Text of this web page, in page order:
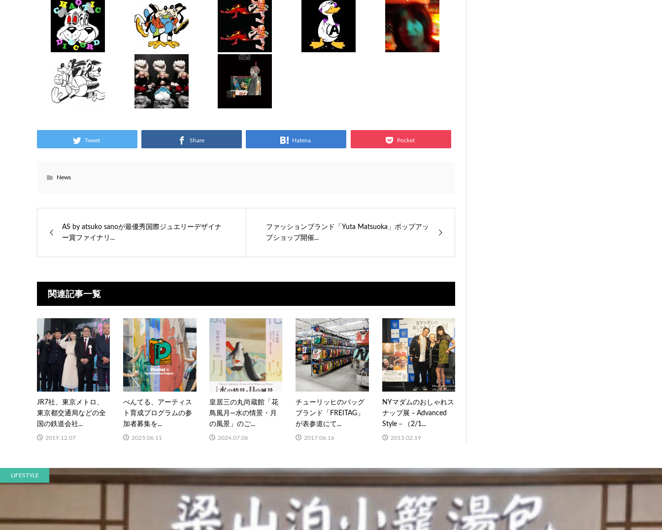
Tweet Share Hatena Pocket
News
AS by atsuko sanoが最優秀国際ジュエリーデザイナ
ー賞ファイナリ...
ファッションブランド「Yuta Matsuoka」ポップアッ
プショップ開催...
関連記事一覧
JR7社、東京メトロ、
東京都交通局などの全
国の鉄道会社...
2019.12.07
ぺんてる、アーティス
ト育成プログラムの参
加者募集を...
2025.06.11
皇居三の丸尚蔵館「花
鳥風月―水の情景・月
の風景」のご...
2024.07.06
チューリッヒのバッグ
ブランド「FREITAG」
が表参道にて...
2017.06.16
NYマダムのおしゃれス
ナップ展－Advanced
Style－（2/1...
2015.02.19
LIFESTYLE